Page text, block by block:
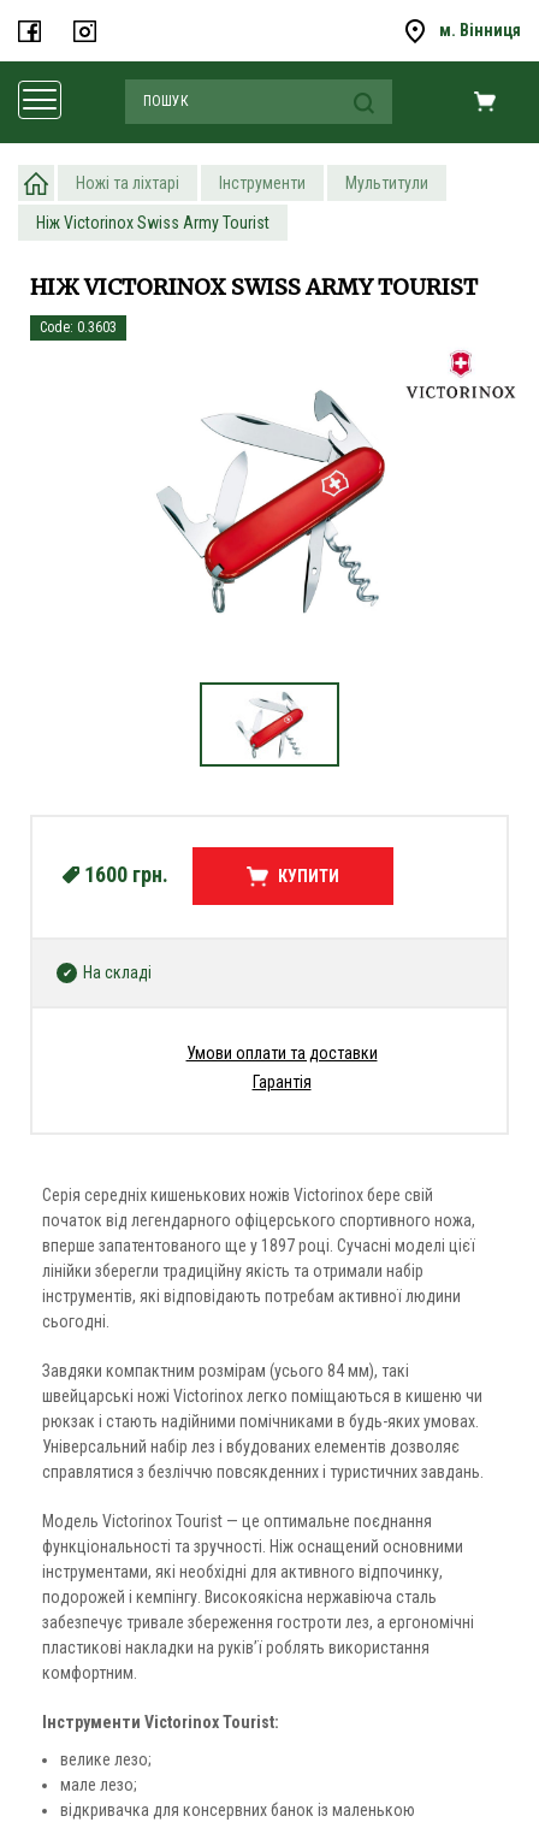
м. Вінниця
Ножі та ліхтарі Інструменти Мультитули
Ніж Victorinox Swiss Army Tourist
НІЖ VICTORINOX SWISS ARMY TOURIST
Code: 0.3603
Серія середніх кишенькових ножів Victorinox бере свій
початок від легендарного офіцерського спортивного ножа,
вперше запатентованого ще у 1897 році. Сучасні моделі цієї
лінійки зберегли традиційну якість та отримали набір
інструментів, які відповідають потребам активної людини
сьогодні.
Завдяки компактним розмірам (усього 84 мм), такі
швейцарські ножі Victorinox легко поміщаються в кишеню чи
рюкзак і стають надійними помічниками в будь-яких умовах.
Універсальний набір лез і вбудованих елементів дозволяє
справлятися з безліччю повсякденних і туристичних завдань.
Модель Victorinox Tourist — це оптимальне поєднання
функціональності та зручності. Ніж оснащений основними
інструментами, які необхідні для активного відпочинку,
подорожей і кемпінгу. Високоякісна нержавіюча сталь
забезпечує тривале збереження гостроти лез, а ергономічні
пластикові накладки на руків’ї роблять використання
комфортним.
Інструменти Victorinox Tourist:
велике лезо;
мале лезо;
відкривачка для консервних банок із маленькою
1600 грн. КУПИТИ
На складі
Умови оплати та доставки
Гарантія